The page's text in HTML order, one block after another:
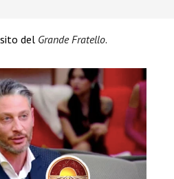
del Grande Fratello.